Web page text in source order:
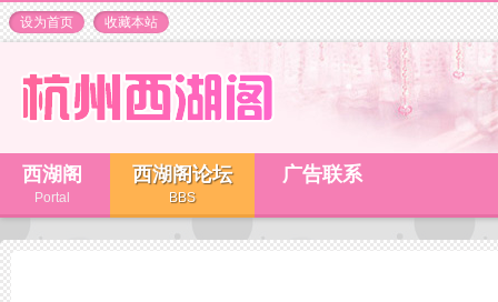
设为首页 收藏本站
西湖阁
Portal
西湖阁论坛
BBS
广告联系